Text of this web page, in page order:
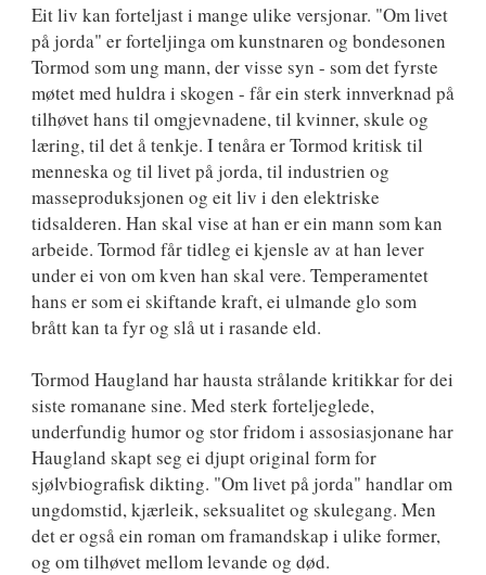
Eit liv kan forteljast i mange ulike versjonar. "Om livet
på jorda" er forteljinga om kunstnaren og bondesonen
Tormod som ung mann, der visse syn - som det fyrste
møtet med huldra i skogen - får ein sterk innverknad på
tilhøvet hans til omgjevnadene, til kvinner, skule og
læring, til det å tenkje. I tenåra er Tormod kritisk til
menneska og til livet på jorda, til industrien og
masseproduksjonen og eit liv i den elektriske
tidsalderen. Han skal vise at han er ein mann som kan
arbeide. Tormod får tidleg ei kjensle av at han lever
under ei von om kven han skal vere. Temperamentet
hans er som ei skiftande kraft, ei ulmande glo som
brått kan ta fyr og slå ut i rasande eld.
Tormod Haugland har hausta strålande kritikkar for dei
siste romanane sine. Med sterk forteljeglede,
underfundig humor og stor fridom i assosiasjonane har
Haugland skapt seg ei djupt original form for
sjølvbiografisk dikting. "Om livet på jorda" handlar om
ungdomstid, kjærleik, seksualitet og skulegang. Men
det er også ein roman om framandskap i ulike former,
og om tilhøvet mellom levande og død.